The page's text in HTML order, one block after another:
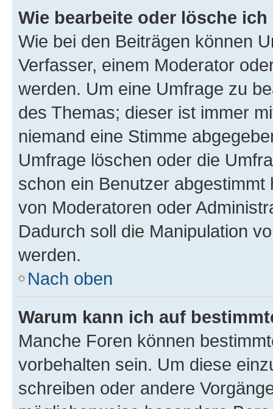
Wie bearbeite oder lösche
Wie bei den Beiträgen können
Verfasser, einem Moderator
werden. Um eine Umfrage zu
des Themas; dieser ist immer
niemand eine Stimme
Umfrage löschen oder die
schon ein Benutzer
von Moderatoren oder
Dadurch soll die Manipulation
werden.
Nach oben
Warum kann ich auf
Manche Foren können
vorbehalten sein. Um diese
schreiben oder andere